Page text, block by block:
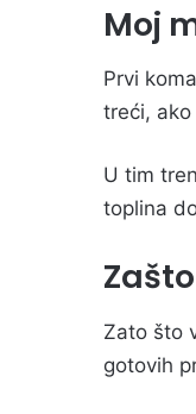
Moj
Prvi
treći,
U tim
toplina
Zato što
gotovih